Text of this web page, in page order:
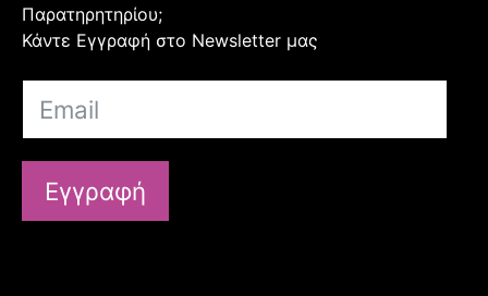
Παρατηρητηρίου;
Κάντε Εγγραφή στο Newsletter μας
Εγγραφή